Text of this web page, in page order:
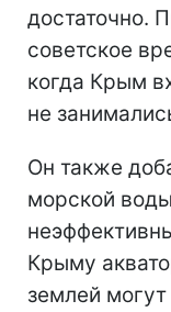
достаточно.
советское
когда Крым
не
Он также
морской
Крыму
землей